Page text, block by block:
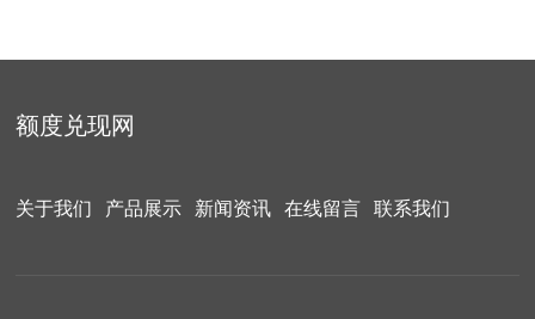
额度兑现网
关于我们 产品展示 新闻资讯 在线留言 联系我们